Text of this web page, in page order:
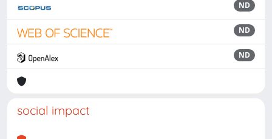
ND
ND
ND
social impact